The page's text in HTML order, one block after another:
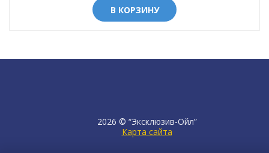
В КОРЗИНУ
2026 © “Эксклюзив-Ойл”
Карта сайта